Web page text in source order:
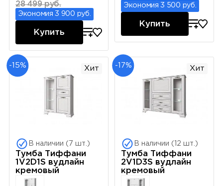
28 499 руб.
Экономия 3 900 руб.
Купить
Экономия 3 500 руб.
Купить
-15% Хит
В наличии (7 шт.)
Тумба Тиффани
1V2D1S вудлайн
кремовый
-17% Хит
В наличии (12 шт.)
Тумба Тиффани
2V1D3S вудлайн
кремовый